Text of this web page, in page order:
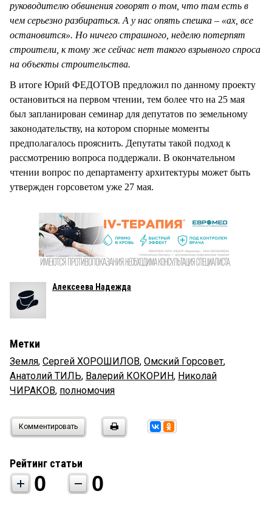
руководителю обвинения говорят о том, что там есть в
чем серьезно разбираться. А у нас опять спешка – «ах, все
остановится». Но ничего страшного, неделю потерпят
строители, к тому же сейчас нет такого взрывного спроса
на объекты строительства.
В итоге Юрий ФЕДОТОВ предложил по данному проекту
остановиться на первом чтении, тем более что на 25 мая
был запланирован семинар для депутатов по земельному
законодательству, на котором спорные моменты
предполагалось прояснить. Депутаты такой подход к
рассмотрению вопроса поддержали. В окончательном
чтении вопрос по департаменту архитектуры может быть
утвержден горсоветом уже 27 мая.
Алексеева Надежда
Метки
Земля, Сергей ХОРОШИЛОВ, Омский Горсовет,
Анатолий ТИЛЬ, Валерий КОКОРИН, Николай
ЧИРАКОВ, полномочия
Комментировать
Рейтинг статьи
0 0